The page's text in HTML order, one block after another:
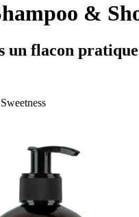
&
un flacon pratique